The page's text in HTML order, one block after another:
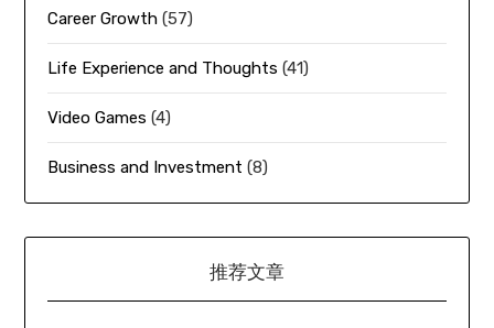
Career Growth (57)
Life Experience and Thoughts (41)
Video Games (4)
Business and Investment (8)
推荐文章